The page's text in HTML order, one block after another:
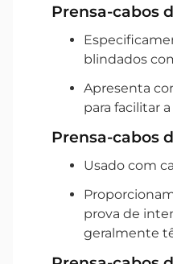
Prensa-cabos
blindados
Apresenta
para facilitar
Prensa-cabos
Usado com
prova de
geralmente